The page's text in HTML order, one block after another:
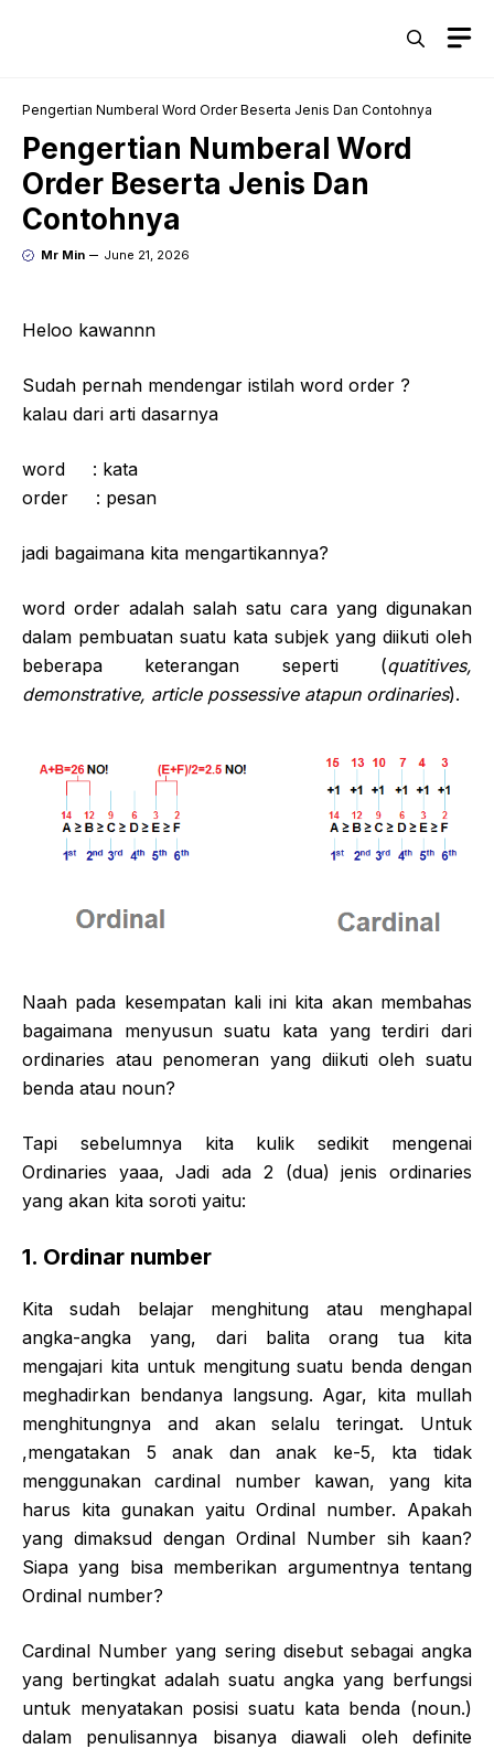
Pengertian Numberal Word Order Beserta Jenis Dan Contohnya
Pengertian Numberal Word
Order Beserta Jenis Dan
Contohnya
Mr Min June 21, 2026
Heloo kawannn
Sudah pernah mendengar istilah word order ?
kalau dari arti dasarnya
word : kata
order : pesan
jadi bagaimana kita mengartikannya?
word order adalah salah satu cara yang digunakan
dalam pembuatan suatu kata subjek yang diikuti oleh
beberapa keterangan seperti (quatitives,
demonstrative, article possessive atapun ordinaries).
Naah pada kesempatan kali ini kita akan membahas
bagaimana menyusun suatu kata yang terdiri dari
ordinaries atau penomeran yang diikuti oleh suatu
benda atau noun?
Tapi sebelumnya kita kulik sedikit mengenai
Ordinaries yaaa, Jadi ada 2 (dua) jenis ordinaries
yang akan kita soroti yaitu:
1. Ordinar number
Kita sudah belajar menghitung atau menghapal
angka-angka yang, dari balita orang tua kita
mengajari kita untuk mengitung suatu benda dengan
meghadirkan bendanya langsung. Agar, kita mullah
menghitungnya and akan selalu teringat. Untuk
,mengatakan 5 anak dan anak ke-5, kta tidak
menggunakan cardinal number kawan, yang kita
harus kita gunakan yaitu Ordinal number. Apakah
yang dimaksud dengan Ordinal Number sih kaan?
Siapa yang bisa memberikan argumentnya tentang
Ordinal number?
Cardinal Number yang sering disebut sebagai angka
yang bertingkat adalah suatu angka yang berfungsi
untuk menyatakan posisi suatu kata benda (noun.)
dalam penulisannya bisanya diawali oleh definite